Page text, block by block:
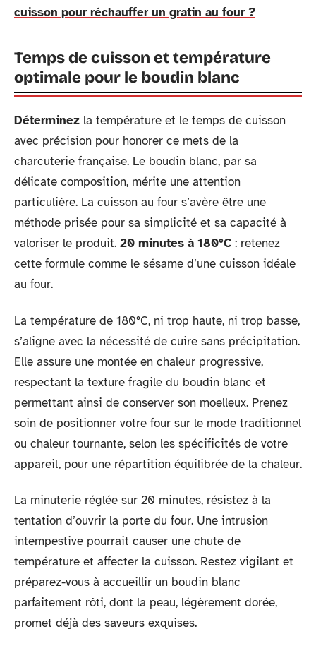
cuisson pour réchauffer un gratin au four ?
Temps de cuisson et température
optimale pour le boudin blanc
Déterminez la température et le temps de cuisson
avec précision pour honorer ce mets de la
charcuterie française. Le boudin blanc, par sa
délicate composition, mérite une attention
particulière. La cuisson au four s’avère être une
méthode prisée pour sa simplicité et sa capacité à
valoriser le produit. 20 minutes à 180°C : retenez
cette formule comme le sésame d’une cuisson idéale
au four.
La température de 180°C, ni trop haute, ni trop basse,
s’aligne avec la nécessité de cuire sans précipitation.
Elle assure une montée en chaleur progressive,
respectant la texture fragile du boudin blanc et
permettant ainsi de conserver son moelleux. Prenez
soin de positionner votre four sur le mode traditionnel
ou chaleur tournante, selon les spécificités de votre
appareil, pour une répartition équilibrée de la chaleur.
La minuterie réglée sur 20 minutes, résistez à la
tentation d’ouvrir la porte du four. Une intrusion
intempestive pourrait causer une chute de
température et affecter la cuisson. Restez vigilant et
préparez-vous à accueillir un boudin blanc
parfaitement rôti, dont la peau, légèrement dorée,
promet déjà des saveurs exquises.